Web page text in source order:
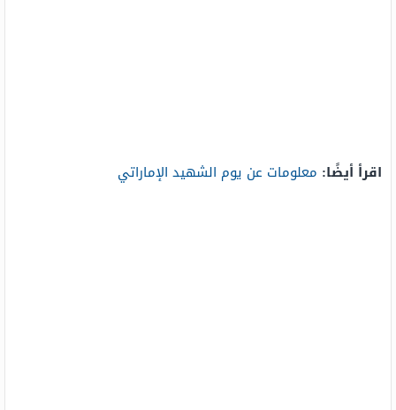
اقرأ أيضًا: معلومات عن يوم الشهيد الإماراتي